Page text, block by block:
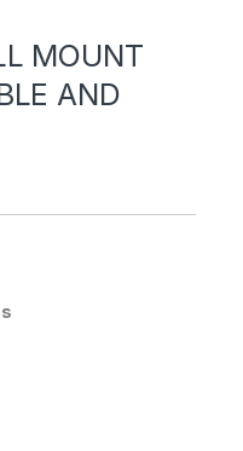
MOUNT
AND